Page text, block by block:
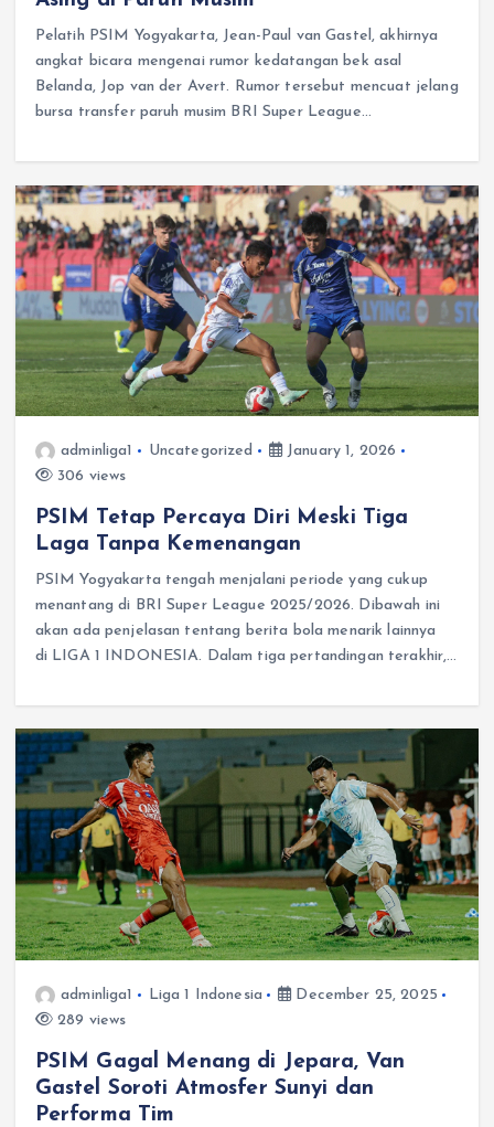
Pelatih PSIM Yogyakarta, Jean-Paul van Gastel, akhirnya
angkat bicara mengenai rumor kedatangan bek asal
Belanda, Jop van der Avert. Rumor tersebut mencuat jelang
bursa transfer paruh musim BRI Super League…
adminliga1 Uncategorized
January 1, 2026
306 views
PSIM Tetap Percaya Diri Meski Tiga
Laga Tanpa Kemenangan
PSIM Yogyakarta tengah menjalani periode yang cukup
menantang di BRI Super League 2025/2026. Dibawah ini
akan ada penjelasan tentang berita bola menarik lainnya
di LIGA 1 INDONESIA. Dalam tiga pertandingan terakhir,…
adminliga1 Liga 1 Indonesia
December 25, 2025
289 views
PSIM Gagal Menang di Jepara, Van
Gastel Soroti Atmosfer Sunyi dan
Performa Tim